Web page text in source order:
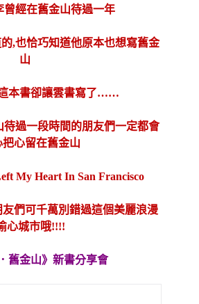
曾經在舊金山待過一年
,也恰巧知道他原本也想寫舊金
山
本書卻讓雲書寫了……
過一段時間的朋友們一定都會
把心留在舊金山
My Heart In San Francisco
們可千萬別錯過這個美麗浪漫
心城市哦!!!!
舊金山》新書分享會